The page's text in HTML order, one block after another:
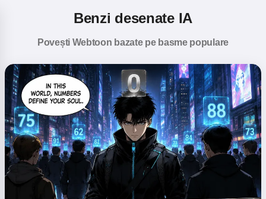
Benzi desenate IA
Povești Webtoon bazate pe basme populare